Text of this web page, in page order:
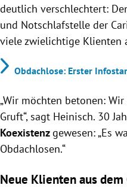
deutlich verschlechtert:
und Notschlafstelle der
viele zwielichtige Klienten
Obdachlose: Erster
„Wir möchten betonen:
Gruft“, sagt Heinisch. 30
Koexistenzgewesen: „Es
Obdachlosen.“
Neue Klienten aus dem